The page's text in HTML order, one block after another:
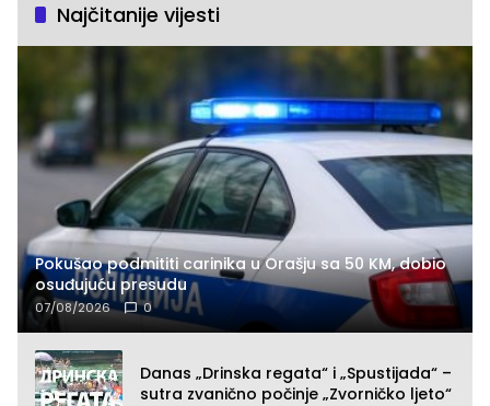
Najčitanije vijesti
Pokušao podmititi carinika u Orašju sa 50 KM, dobio
osuđujuću presudu
07/08/2026 0
Danas „Drinska regata“ i „Spustijada“ –
sutra zvanično počinje „Zvorničko ljeto“